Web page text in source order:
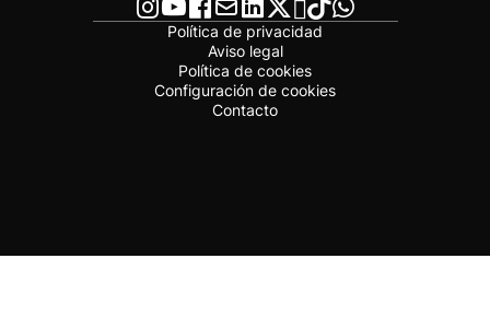
Política de privacidad
Aviso legal
Política de cookies
Configuración de cookies
Contacto